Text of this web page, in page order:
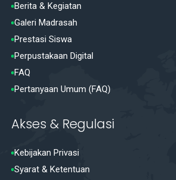
Berita & Kegiatan
Galeri Madrasah
Prestasi Siswa
Perpustakaan Digital
FAQ
Pertanyaan Umum (FAQ)
Akses & Regulasi
Kebijakan Privasi
Syarat & Ketentuan